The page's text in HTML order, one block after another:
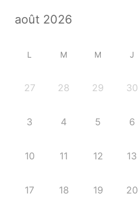
L M M J
27 28 29 30
3 4 5 6
10 11 12 13
17 18 19 20